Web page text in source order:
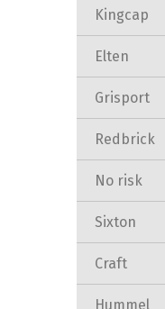
Kingcap
Elten
Grisport
Redbrick
No risk
Sixton
Craft
Hummel